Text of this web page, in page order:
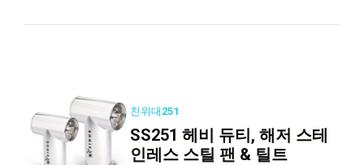
친위대251
SS251 헤비 듀티, 해저 스테
인레스 스틸 팬 & 틸트